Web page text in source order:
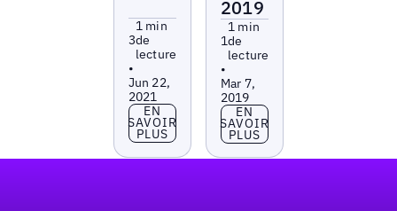
3
1 min
de
lecture
•
Jun 22,
2021
En savoir plus
EN
SAVOIR
PLUS
2019
1
1 min
de
lecture
•
Mar 7,
2019
En savoir plus
EN
SAVOIR
PLUS